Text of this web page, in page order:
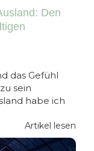
Den
das Gefühl
sein
habe ich
Artikel lesen